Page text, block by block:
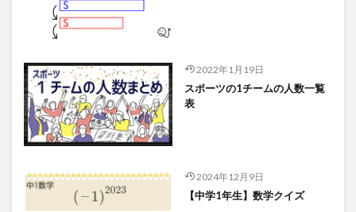
2022年1月19日
スポーツの1チームの人数一覧
表
2024年12月9日
【中学1年生】数学クイズ